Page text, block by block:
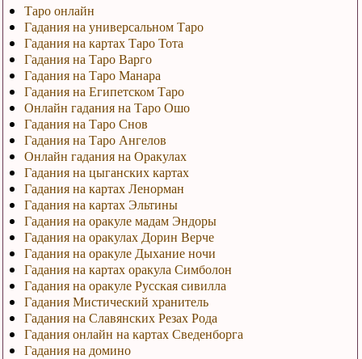
Таро онлайн
Гадания на универсальном Таро
Гадания на картах Таро Тота
Гадания на Таро Варго
Гадания на Таро Манара
Гадания на Египетском Таро
Онлайн гадания на Таро Ошо
Гадания на Таро Снов
Гадания на Таро Ангелов
Онлайн гадания на Оракулах
Гадания на цыганских картах
Гадания на картах Ленорман
Гадания на картах Эльтины
Гадания на оракуле мадам Эндоры
Гадания на оракулах Дорин Верче
Гадания на оракуле Дыхание ночи
Гадания на картах оракула Симболон
Гадания на оракуле Русская сивилла
Гадания Мистический хранитель
Гадания на Славянских Резах Рода
Гадания онлайн на картах Сведенборга
Гадания на домино